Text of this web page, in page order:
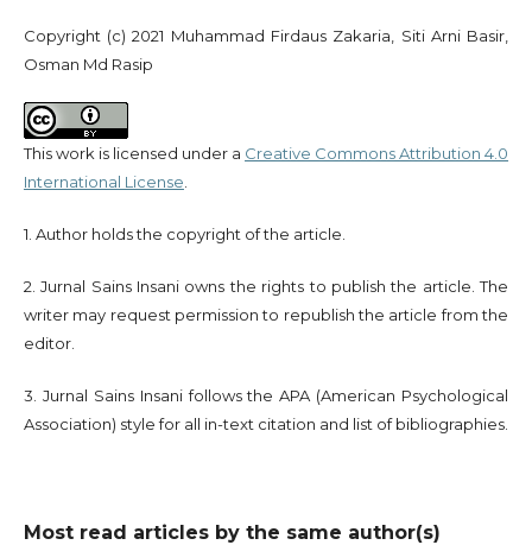
Copyright (c) 2021 Muhammad Firdaus Zakaria, Siti Arni Basir,
Osman Md Rasip
This work is licensed under a Creative Commons Attribution 4.0
International License
1. Author holds the copyright of the article.
2. Jurnal Sains Insani owns the rights to publish the article. The
writer may request permission to republish the article from the
editor.
3. Jurnal Sains Insani follows the APA (American Psychological
Association) style for all in-text citation and list of bibliographies.
Most read articles by the same author(s)